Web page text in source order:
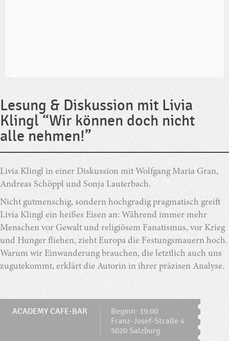
Lesung & Diskussion mit Livia
Klingl “Wir können doch nicht
alle nehmen!”
Livia Klingl in einer Diskussion mit Wolfgang Maria Gran,
Andreas Schöppl undSonja Lauterbach.
Nicht gutmenschig, sondern hochgradig pragmatisch greift
Livia Klingl ein heißes Eisen an: Während immer mehr
Menschen vor Gewalt und religiösem Fanatismus, vor Krieg
und Hunger fliehen, zieht Europa die Festungsmauern hoch.
Warum wir Einwanderung brauchen, die letztlich auch uns
zugutekommt, erklärt die Autorin in ihrer präzisen Analyse.
ACADEMY CAFE-BAR
Beginn: 19:00
Franz-Josef-Straße 4
5020 Salzburg